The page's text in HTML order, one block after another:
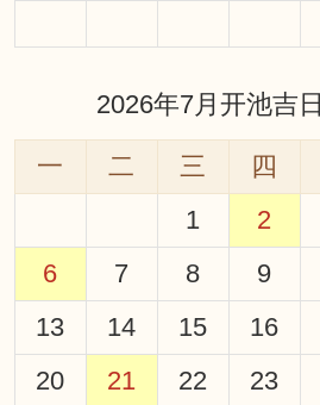
2026年7月开池吉日
一 二 三 四
1
2
6
7 8 9
13
14 15 16
20
21 22 23